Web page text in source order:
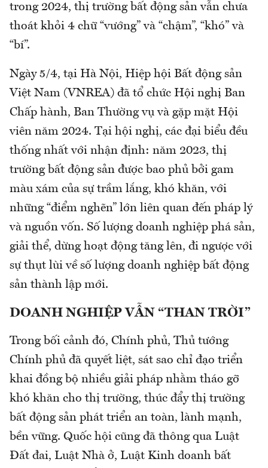
trong 2024, thị trường bất động sản vẫn chưa
thoát khỏi 4 chữ “vướng” và “chậm”, “khó” và
“bí”.
Ngày 5/4, tại Hà Nội, Hiệp hội Bất động sản
Việt Nam (VNREA) đã tổ chức Hội nghị Ban
Chấp hành, Ban Thường vụ và gặp mặt Hội
viên năm 2024. Tại hội nghị, các đại biểu đều
thống nhất với nhận định: năm 2023, thị
trường bất động sản được bao phủ bởi gam
màu xám của sự trầm lắng, khó khăn, với
những “điểm nghẽn” lớn liên quan đến pháp lý
và nguồn vốn. Số lượng doanh nghiệp phá sản,
giải thể, dừng hoạt động tăng lên, đi ngược với
sự thụt lùi về số lượng doanh nghiệp bất động
sản thành lập mới.
DOANH NGHIỆP VẪN “THAN TRỜI”
Trong bối cảnh đó, Chính phủ, Thủ tướng
Chính phủ đã quyết liệt, sát sao chỉ đạo triển
khai đồng bộ nhiều giải pháp nhằm tháo gỡ
khó khăn cho thị trường, thúc đẩy thị trường
bất động sản phát triển an toàn, lành mạnh,
bền vững. Quốc hội cũng đã thông qua Luật
Đất đai, Luật Nhà ở, Luật Kinh doanh bất